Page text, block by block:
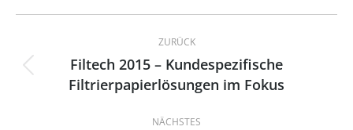
Kommentarnavigation
ZURÜCK
Vorheriger
Beitrag:
Filtech 2015 – Kundespezifische
Filtrierpapierlösungen im Fokus
NÄCHSTES